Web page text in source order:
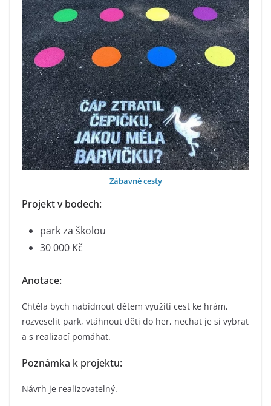
Zábavné cesty
Projekt v bodech:
park za školou
30 000 Kč
Anotace:
Chtěla bych nabídnout dětem využití cest ke hrám,
rozveselit park, vtáhnout děti do her, nechat je si vybrat
a s realizací pomáhat.
Poznámka k projektu:
Návrh je realizovatelný.